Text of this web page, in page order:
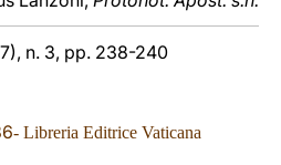
n. 3, pp. 238-240
- Libreria Editrice Vaticana